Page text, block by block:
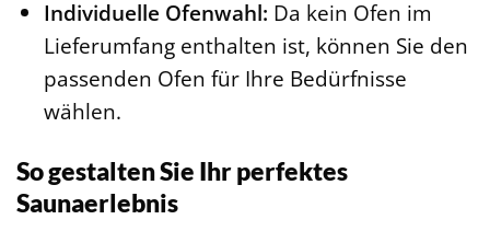
Individuelle Ofenwahl: Da kein Ofen im
Lieferumfang enthalten ist, können Sie den
passenden Ofen für Ihre Bedürfnisse
wählen.
So gestalten Sie Ihr perfektes
Saunaerlebnis